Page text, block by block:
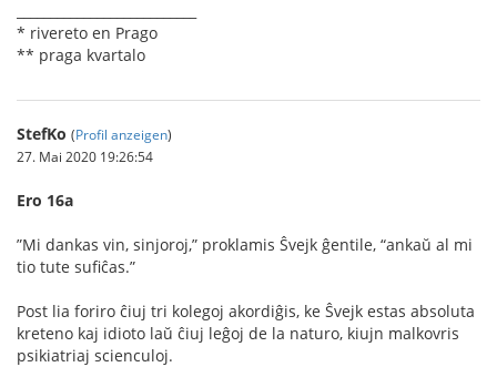
* rivereto en Prago
** praga kvartalo
StefKo (Profil anzeigen)
27. Mai 2020 19:26:54
Ero 16a
”Mi dankas vin, sinjoroj,” proklamis Ŝvejk ĝentile, “ankaŭ al mi
tio tute suﬁĉas.”
Post lia foriro ĉiuj tri kolegoj akordiĝis, ke Ŝvejk estas absoluta
kreteno kaj idioto laŭ ĉiuj leĝoj de la naturo, kiujn malkovris
psikiatriaj scienculoj.